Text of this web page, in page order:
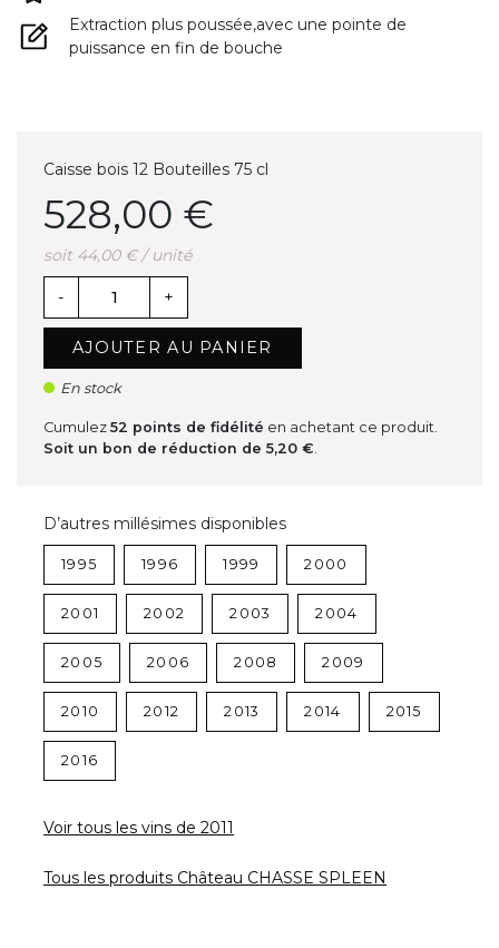
Extraction plus poussée,avec une pointe de
puissance en fin de bouche
Caisse bois 12 Bouteilles 75 cl
528,00 €
soit 44,00 € / unité
- +
AJOUTER AU PANIER
En stock
Cumulez 52 points de fidélité en achetant ce produit.
Soit un bon de réduction de 5,20 €
D’autres millésimes disponibles
1995 1996 1999 2000
2001 2002 2003 2004
2005 2006 2008 2009
2010 2012 2013 2014 2015
2016
Voir tous les vins de 2011
Tous les produits Château CHASSE SPLEEN